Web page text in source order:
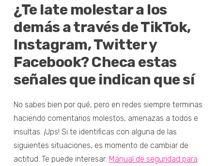
¿Te late molestar a los
demás a través de TikTok,
Instagram, Twitter y
Facebook? Checa estas
señales que indican que sí
No sabes bien por qué, pero en redes siempre terminas
haciendo comentarios molestos, amenazas a todos e
insultas. ¡Ups! Si te identificas con alguna de las
siguientes situaciones, es momento de cambiar de
actitud. Te puede interesar: Manual de seguridad para